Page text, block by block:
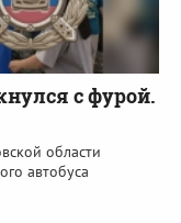
с фурой.
области
автобуса